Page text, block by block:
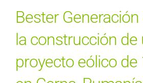
Bester
la construcción de
proyecto eólico de